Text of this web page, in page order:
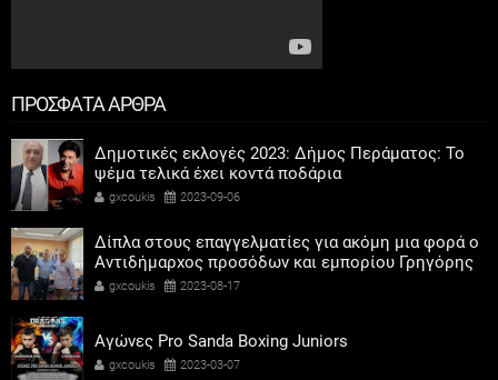
ΠΡΟΣΦΑΤΑ ΑΡΘΡΑ
Δημοτικές εκλογές 2023: Δήμος Περάματος: Το
ψέμα τελικά έχει κοντά ποδάρια
gxcoukis 2023-09-06
Δίπλα στους επαγγελματίες για ακόμη μια φορά ο
Αντιδήμαρχος προσόδων και εμπορίου Γρηγόρης
Καψοκόλης
gxcoukis 2023-08-17
Αγώνες Pro Sanda Boxing Juniors
gxcoukis 2023-03-07